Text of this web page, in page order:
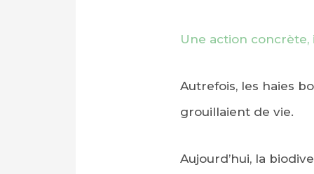
Une action concrète,
Autrefois, les haies
grouillaient de vie.
Aujourd’hui, la